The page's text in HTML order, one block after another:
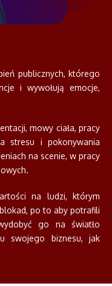
publicznych, którego
i wywołują emocje,
mowy ciała, pracy
stresu i pokonywania
na scenie, w pracy
na ludzi, którym
po to aby potrafili
go na światło
swojego biznesu, jak